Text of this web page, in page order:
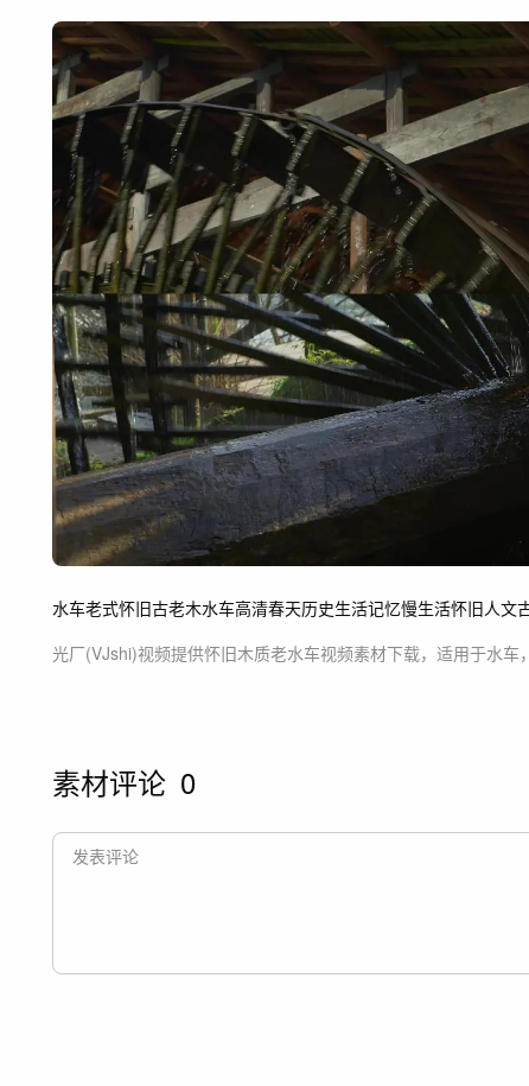
水车老式怀旧古老木水车高清春天历史生活记忆慢生活怀旧人文
光厂(VJshi)视频提供怀旧木质老水车视频素材下载，适用于水车
素材评论 0